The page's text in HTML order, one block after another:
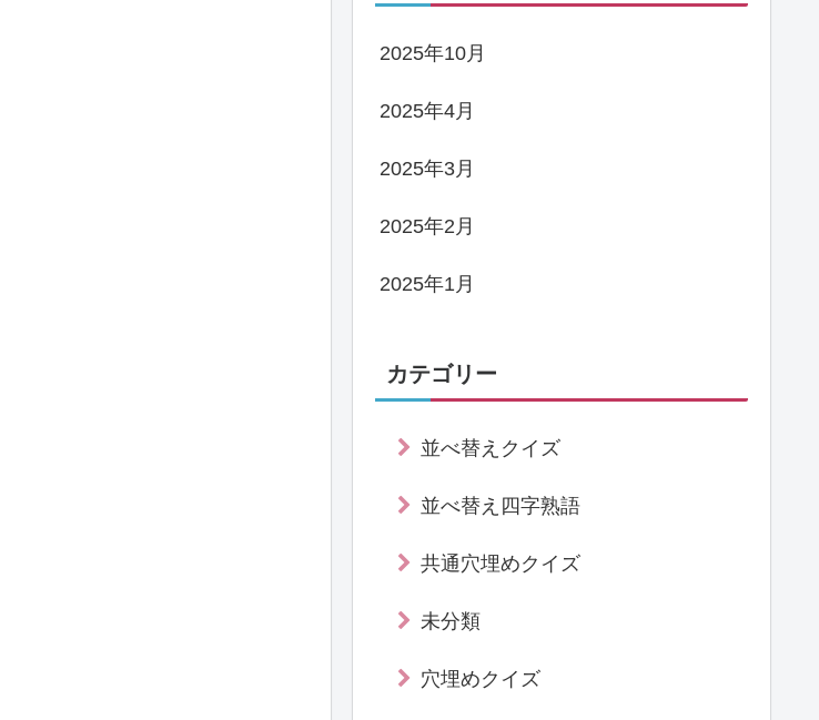
2025年10月
2025年4月
2025年3月
2025年2月
2025年1月
カテゴリー
並べ替えクイズ
並べ替え四字熟語
共通穴埋めクイズ
未分類
穴埋めクイズ